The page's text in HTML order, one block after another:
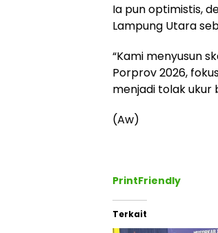
Ia pun optimistis,
Lampung Utara
“Kami menyusun
Porprov 2026,
menjadi tolak ukur
(Aw)
PrintFriendly
Terkait